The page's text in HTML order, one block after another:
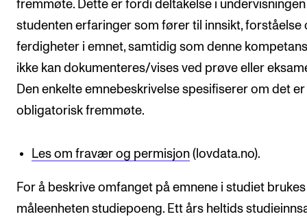
fremmøte. Dette er fordi deltakelse i
studenten erfaringer som fører til innsikt, forståelse
ferdigheter i emnet, samtidig som denne
ikke kan dokumenteres/vises ved prøve eller
Den enkelte emnebeskrivelse spesifiserer om det er
obligatorisk fremmøte.
Les om fravær og permisjon (lovdata.no).
For å beskrive omfanget på emnene i studiet brukes
måleenheten studiepoeng. Ett års heltids